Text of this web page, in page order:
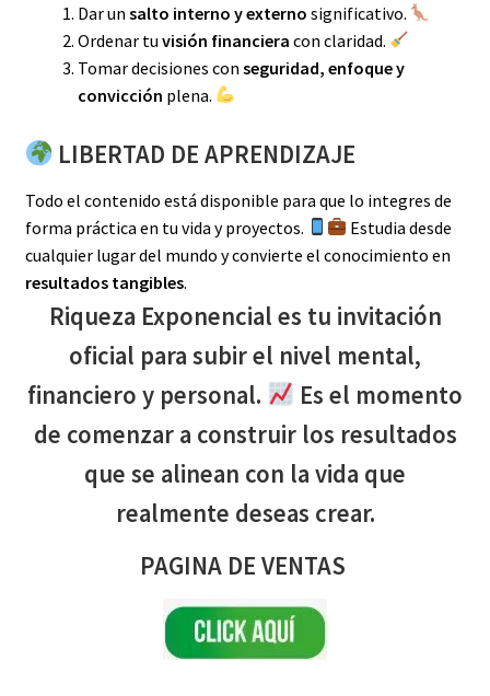
Dar un salto interno y externo significativo.
Ordenar tu visión financiera con claridad.
Tomar decisiones con seguridad, enfoque y
convicción plena.
LIBERTAD DE APRENDIZAJE
Todo el contenido está disponible para que lo integres de
forma práctica en tu vida y proyectos.
Estudia desde
cualquier lugar del mundo y convierte el conocimiento en
resultados tangibles.
Riqueza Exponencial es tu invitación
oficial para subir el nivel mental,
financiero y personal.
Es el momento
de comenzar a construir los resultados
que se alinean con la vida que
realmente deseas crear.
PAGINA DE VENTAS